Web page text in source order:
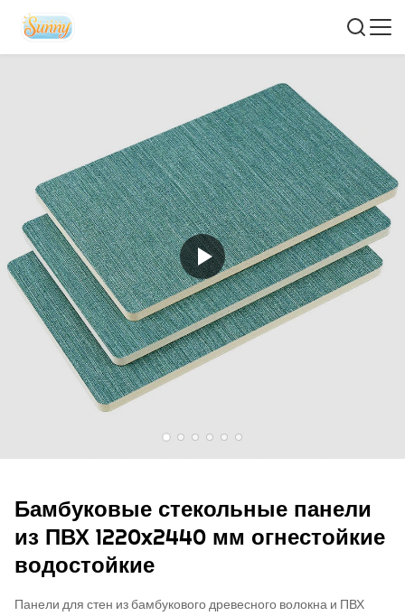
Бамбуковые стекольные панели
из ПВХ 1220x2440 мм огнестойкие
водостойкие
Панели для стен из бамбукового древесного волокна и ПВХ